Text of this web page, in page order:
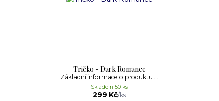
Tričko - Dark Romance
Základní informace o produktu:...
299 Kč/ks
Skladem 50 ks